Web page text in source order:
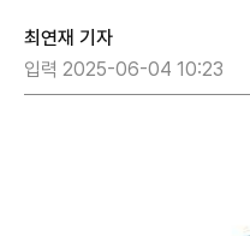
최연재 기자
입력 2025-06-04 10:23